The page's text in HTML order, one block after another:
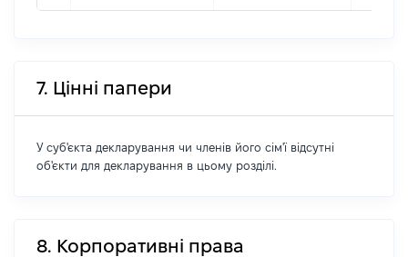
7. Цінні папери
У суб'єкта декларування чи членів його сім'ї відсутні
об'єкти для декларування в цьому розділі.
8. Корпоративні права